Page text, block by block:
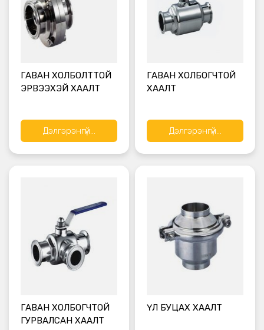
ГАВАН ХОЛБОЛТТОЙ
ЭРВЭЭХЭЙ ХААЛТ
Дэлгэрэнгүй...
ГАВАН ХОЛБОГЧТОЙ
ХААЛТ
Дэлгэрэнгүй...
ГАВАН ХОЛБОГЧТОЙ
ГУРВАЛСАН ХААЛТ
ҮЛ БУЦАХ ХААЛТ